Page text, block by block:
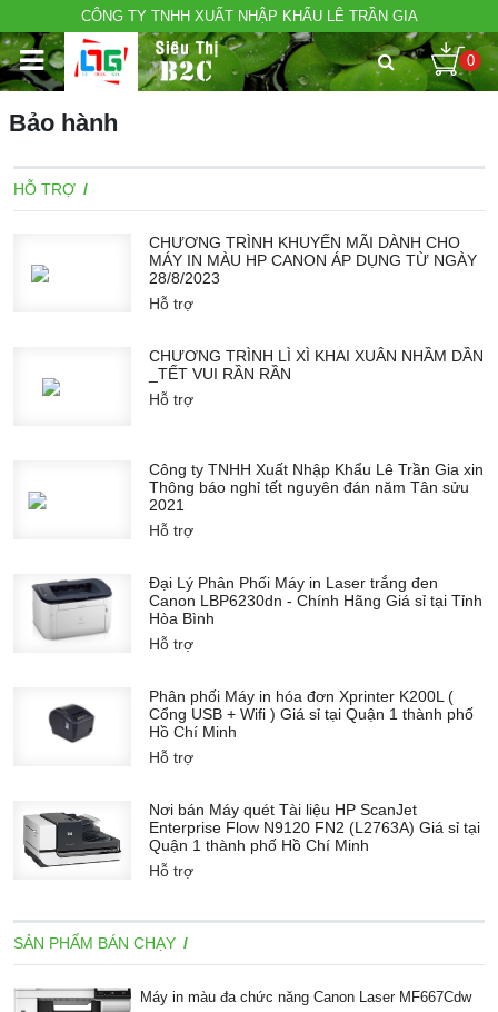
CÔNG TY TNHH XUẤT NHẬP KHẨU LÊ TRẦN GIA
0
Bảo hành
HỖ TRỢ
CHƯƠNG TRÌNH KHUYẾN MÃI DÀNH CHO
MÁY IN MÀU HP CANON ÁP DỤNG TỪ NGÀY
28/8/2023
Hỗ trợ
CHƯƠNG TRÌNH LÌ XÌ KHAI XUÂN NHẦM DẦN
_TẾT VUI RẦN RẦN
Hỗ trợ
Công ty TNHH Xuất Nhập Khẩu Lê Trần Gia xin
Thông báo nghỉ tết nguyên đán năm Tân sửu
2021
Hỗ trợ
Đại Lý Phân Phối Máy in Laser trắng đen
Canon LBP6230dn - Chính Hãng Giá sỉ tại Tỉnh
Hòa Bình
Hỗ trợ
Phân phối Máy in hóa đơn Xprinter K200L (
Cổng USB + Wifi ) Giá sỉ tại Quận 1 thành phố
Hồ Chí Minh
Hỗ trợ
Nơi bán Máy quét Tài liệu HP ScanJet
Enterprise Flow N9120 FN2 (L2763A) Giá sỉ tại
Quận 1 thành phố Hồ Chí Minh
Hỗ trợ
SẢN PHẨM BÁN CHẠY
Máy in màu đa chức năng Canon Laser MF667Cdw